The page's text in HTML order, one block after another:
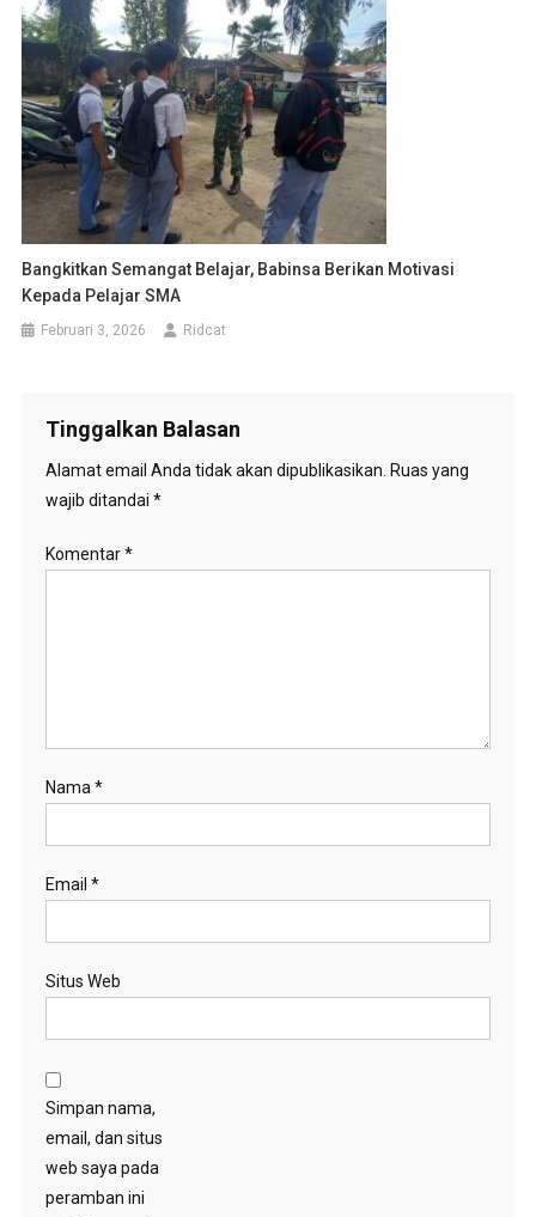
Bangkitkan Semangat Belajar, Babinsa Berikan Motivasi
Kepada Pelajar SMA
Februari 3, 2026 Ridcat
Tinggalkan Balasan
Alamat email Anda tidak akan dipublikasikan. Ruas yang
wajib ditandai *
Komentar*
Nama*
Email *
Situs Web
Simpan nama,
email, dan situs
web saya pada
peramban ini